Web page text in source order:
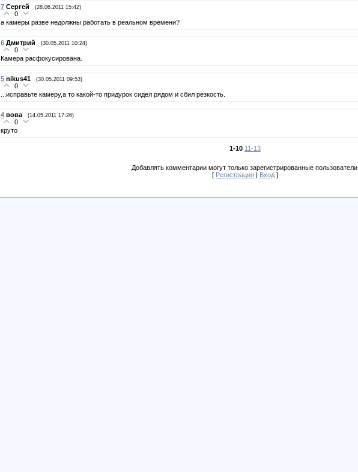
7 Сергей (28.06.2011 15:42)
0
а камеры разве недолжны работать в реальном времени?
6 Дмитрий (30.05.2011 10:24)
0
Камера расфокусирована.
5 nikus41 (30.05.2011 09:53)
0
...исправьте камеру,а то какой-то придурок сидел рядом и сбил резкость.
4 вова (14.05.2011 17:26)
0
круто
1-10 11-13
Добавлять комментарии могут только зарегистрированные пользователи.
[ Регистрация | Вход ]